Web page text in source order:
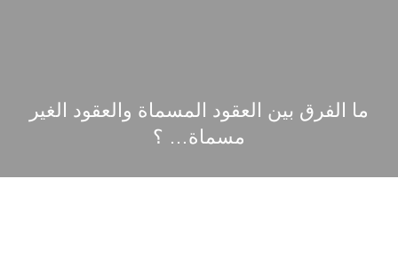
ما الفرق بين العقود المسماة والعقود الغير
مسماة… ؟